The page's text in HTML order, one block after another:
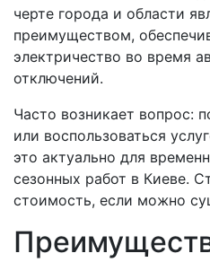
черте города и области
преимуществом,
электричество во время
отключений.
Часто возникает вопрос:
или воспользоваться
это актуально для
сезонных работ в Киеве.
стоимость, если можно